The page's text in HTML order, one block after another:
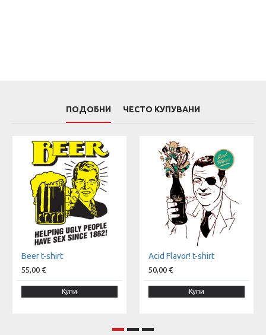
ПОДОБНИ ЧЕСТО КУПУВАНИ
Beer t-shirt
55,00 €
Купи
Acid Flavor! t-shirt
50,00 €
Купи